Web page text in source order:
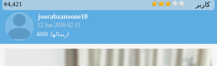
کاربر
#4,421
joorabzanoone10
12 Jun 2026 02:15
ارسالها: 4860